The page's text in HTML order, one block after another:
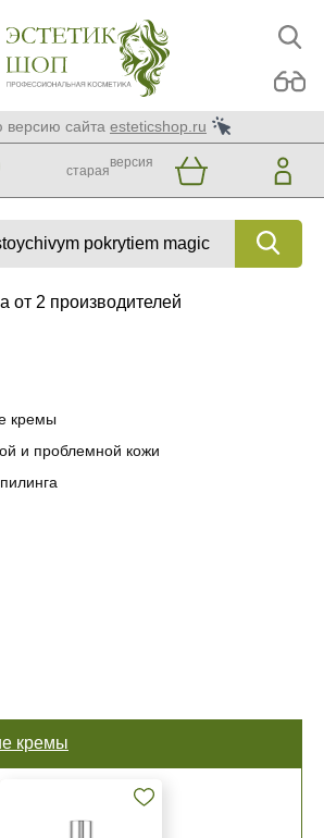
версию сайта esteticshop.ru
старая
версия
от 2 производителей
кремы
и проблемной кожи
кремы